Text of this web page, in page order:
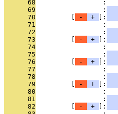
      68
:
      69
                 :
      70
- + ]:
      71
:
      72
                 :
      73
- + ]:
      74
:
      75
                 :
      76
- + ]:
      77
:
      78
                 :
      79
- + ]:
      80
:
      81
                 :
      82
- + ]: